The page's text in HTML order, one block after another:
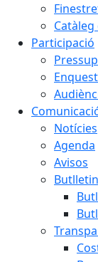
Catàleg
Participació
Notícies
Agenda
Avisos